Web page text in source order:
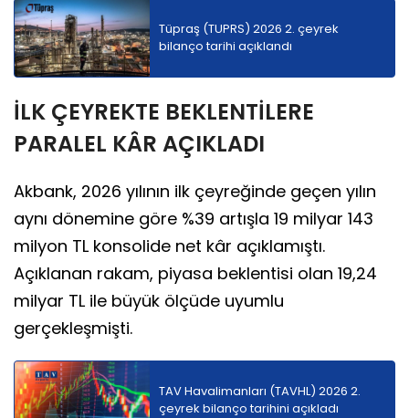
Tüpraş (TUPRS) 2026 2. çeyrek
bilanço tarihi açıklandı
İLK ÇEYREKTE BEKLENTİLERE
PARALEL KÂR AÇIKLADI
Akbank, 2026 yılının ilk çeyreğinde geçen yılın
aynı dönemine göre %39 artışla 19 milyar 143
milyon TL konsolide net kâr açıklamıştı.
Açıklanan rakam, piyasa beklentisi olan 19,24
milyar TL ile büyük ölçüde uyumlu
gerçekleşmişti.
TAV Havalimanları (TAVHL) 2026 2.
çeyrek bilanço tarihini açıkladı